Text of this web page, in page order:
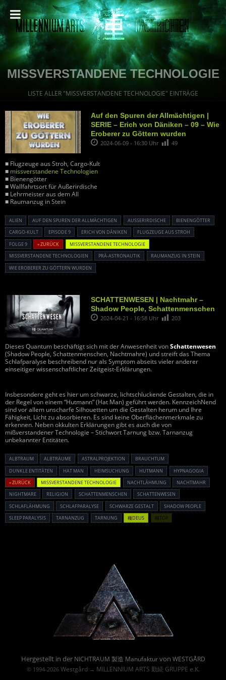
MISSVERSTANDENE TECHNOLOGIE
LISTE ALLER "MISSVERSTANDENE TECHNOLOGIE" EINTRÄGE
Auf den Spuren der Allmächtigen |
SERIE – Erich von Däniken – 09 – Wie
Eroberer zu Göttern wurden
2024-06-09 - 16:30 Uhr 49
■ Flugzeuge aus Stroh, Cargo-Kult
■ missverstandene Technologien
■ Bienengötter
■ Wallfahrtsort für Außerirdische
■ Lehrmeister aus dem All
■ Raumanzug in Stein
ALIEN AUF DEN SPUREN DER ALLMÄCHTIGEN AUSSERIRDISCHE
BIENENGÖTTER
CARGO-KULT
EPISODE 9 ERICH VON DÄNIKEN
FLUGZEUGE AUS STROH
FOLGE 9
« ZURÜCK
MISSVERSTANDENE TECHNOLOGIE
MISSVERSTANDENE TECHNOLOGIEN
PRÄ-ASTRONAUTIK
RAUMANZUG IN STEIN
WIE EROBERER ZU GÖTTERN WURDEN
SCHATTENWESEN | Nachtmahr –
Shadow People, Schattenmenschen
2024-04-21 - 16:58 Uhr 203
Dieses Quantum beschäftigt sich mit der Anwesenheit vonSchattenwesen
(Shadow People, Schattenmenschen, Nachtmahre) und streift das Thema
Schlafparalyse beschreibend nur als Symptom abseits vieler anderer
einseitiger wissenschaftlicher Zeitgeist-Erklärungen.
Insbesondere geht es hier um schwarze, lichtschluckende Gestalten, die in
der Regel von einem “Hutmann” (Hat Man) geführt werden. KennzeichNend
sind vor allem unscharfe Silhouetten um die Gestalten herum und Ihre
Fähigkeit, Licht zu absorbieren. Es sind keine Oberflächenmerkmale zu
erkennen. Neben okkulten Erklärungen gibt es auch die von
mißverstandener Technologie – Stichwort Tarnung bzw. Tarnanzug
unbekannter Entitäten.
ALBTRAUM ALBTRÄUME ASTRALPROJEKTION
BRAUCHTUM
DUNKLE ENTITÄTEN
HAT MAN HEIMSUCHUNG HUTMANN
HYPNAGOGIA
« ZURÜCK
MISSVERSTANDENE TECHNOLOGIE NACHTLÄHMUNG
NACHTMAHR
NIGHTMARE
RELIGION SCHATTENMENSCHEN
SCHATTENWESEN
SCHLAFLÄHMUNG
SCHLAFPARALYSE SCHWARZE GESTALT
SHADOW PEOPLE
SLEEP PARALYSIS
TARNANZUG TARNUNG 種DEUS 種TOP
Hergestellt in der NICHTRAUM 製造 Manufakturvon WESTGÅRD
© 1994-2026 Westgård→ MILLENNIUM ARTS 勤続 GRUPPE e.K.
Powered By :